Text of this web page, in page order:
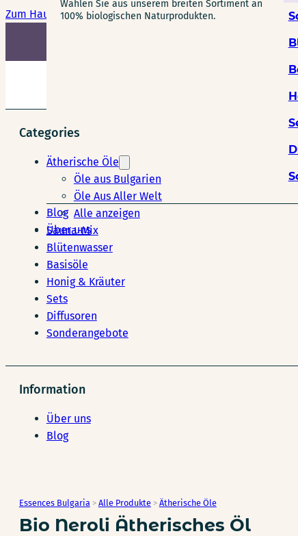
Zum Hauptinhalt springen Zum Footer springen
Wählen Sie aus unserem breiten Sortiment an
100% biologischen Naturprodukten.
Blog
Über uns
Categories
Ätherische Öle
Öle aus Bulgarien
Öle Aus Aller Welt
Alle anzeigen
Sauna-Mix
Blütenwasser
Basisöle
Honig & Kräuter
Sets
Diffusoren
Sonderangebote
Information
Über uns
Blog
Essences Bulgaria > Alle Produkte > Ätherische Öle
Bio Neroli Ätherisches Öl